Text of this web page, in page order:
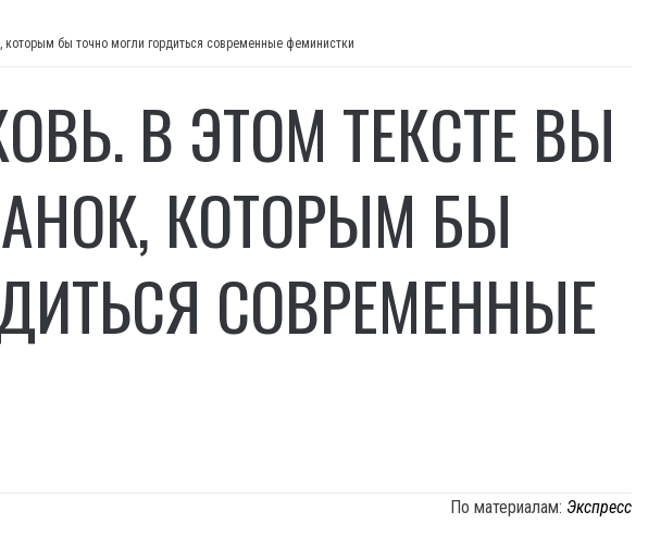
бы точно могли гордиться современные феминистки
В ЭТОМ ТЕКСТЕ ВЫ
КОТОРЫМ БЫ
СОВРЕМЕННЫЕ
По материалам: Экспресс